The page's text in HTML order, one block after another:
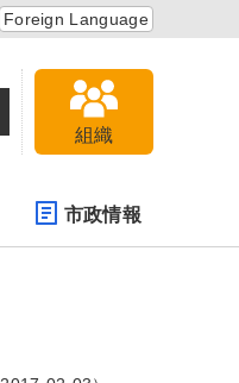
Foreign Language
組織
市政情報